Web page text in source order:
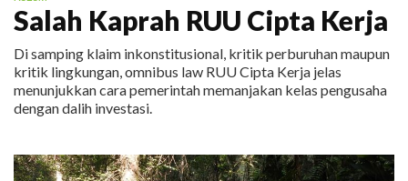
Salah Kaprah RUU Cipta Kerja
Di samping klaim inkonstitusional, kritik perburuhan maupun
kritik lingkungan, omnibus law RUU Cipta Kerja jelas
menunjukkan cara pemerintah memanjakan kelas pengusaha
dengan dalih investasi.